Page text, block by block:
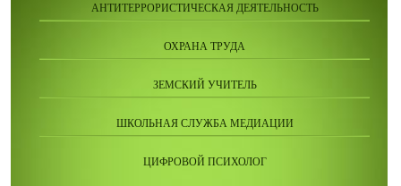
АНТИТЕРРОРИСТИЧЕСКАЯ ДЕЯТЕЛЬНОСТЬ
ОХРАНА ТРУДА
ЗЕМСКИЙ УЧИТЕЛЬ
ШКОЛЬНАЯ СЛУЖБА МЕДИАЦИИ
ЦИФРОВОЙ ПСИХОЛОГ